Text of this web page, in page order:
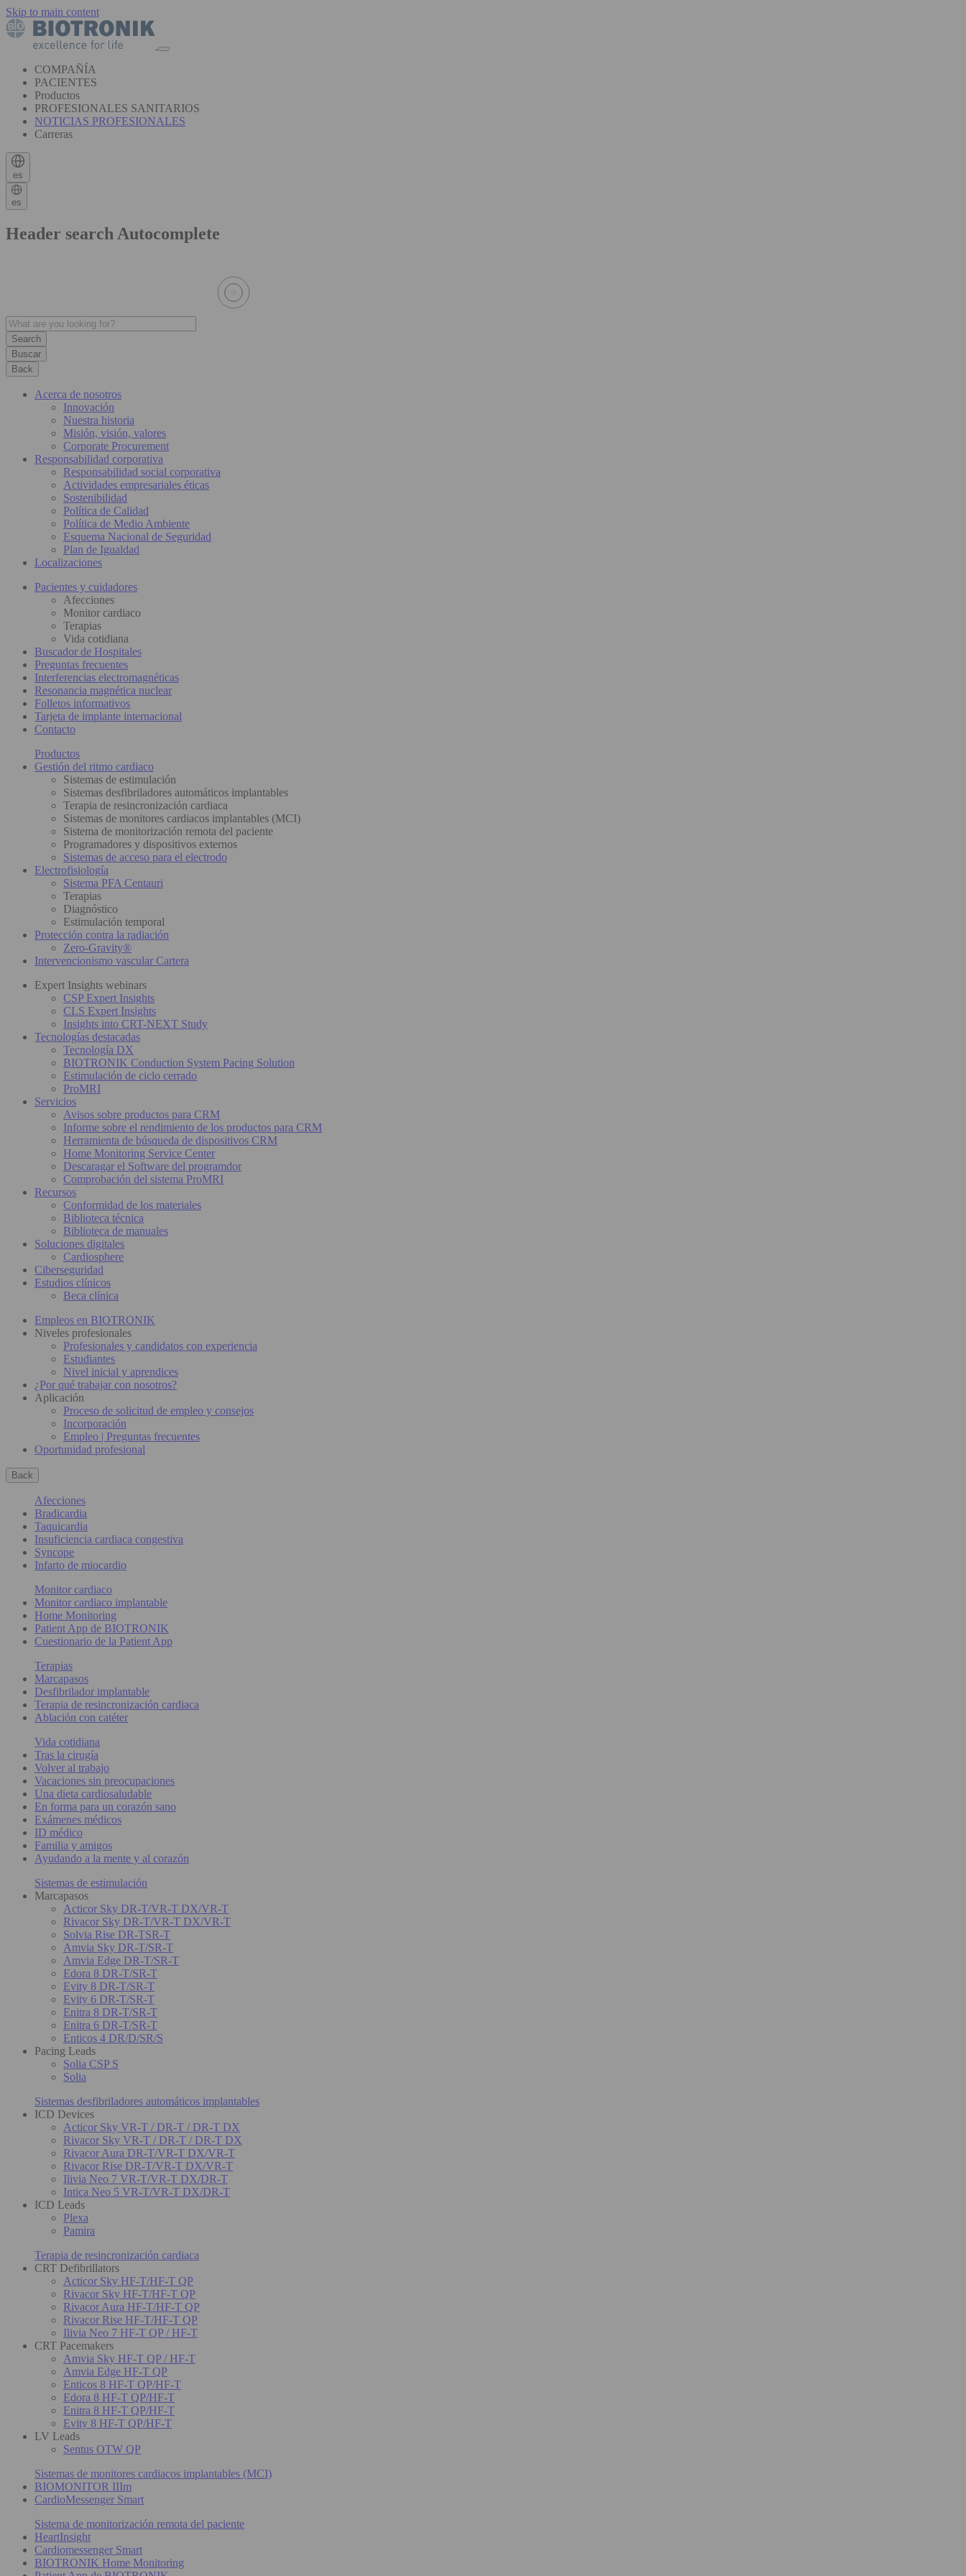
Skip to main content
COMPAÑÍA
PACIENTES
Productos
PROFESIONALES SANITARIOS
NOTICIAS PROFESIONALES
Carreras
es
es
Header search Autocomplete
Buscar
Back
Acerca de nosotros
Innovación
Nuestra historia
Misión, visión, valores
Corporate Procurement
Responsabilidad corporativa
Responsabilidad social corporativa
Actividades empresariales éticas
Sostenibilidad
Política de Calidad
Política de Medio Ambiente
Esquema Nacional de Seguridad
Plan de Igualdad
Localizaciones
Pacientes y cuidadores
Afecciones
Monitor cardiaco
Terapias
Vida cotidiana
Buscador de Hospitales
Preguntas frecuentes
Interferencias electromagnéticas
Resonancia magnética nuclear
Folletos informativos
Tarjeta de implante internacional
Contacto
Productos
Gestión del ritmo cardiaco
Sistemas de estimulación
Sistemas desfibriladores automáticos implantables
Terapia de resincronización cardiaca
Sistemas de monitores cardiacos implantables (MCI)
Sistema de monitorización remota del paciente
Programadores y dispositivos externos
Sistemas de acceso para el electrodo
Electrofisiología
Sistema PFA Centauri
Terapias
Diagnóstico
Estimulación temporal
Protección contra la radiación
Zero-Gravity®
Intervencionismo vascular Cartera
Expert Insights webinars
CSP Expert Insights
CLS Expert Insights
Insights into CRT-NEXT Study
Tecnologías destacadas
Tecnología DX
BIOTRONIK Conduction System Pacing Solution
Estimulación de ciclo cerrado
ProMRI
Servicios
Avisos sobre productos para CRM
Informe sobre el rendimiento de los productos para CRM
Herramienta de búsqueda de dispositivos CRM
Home Monitoring Service Center
Descaragar el Software del programdor
Comprobación del sistema ProMRI
Recursos
Conformidad de los materiales
Biblioteca técnica
Biblioteca de manuales
Soluciones digitales
Cardiosphere
Ciberseguridad
Estudios clínicos
Beca clínica
Empleos en BIOTRONIK
Niveles profesionales
Profesionales y candidatos con experiencia
Estudiantes
Nivel inicial y aprendices
¿Por qué trabajar con nosotros?
Aplicación
Proceso de solicitud de empleo y consejos
Incorporación
Empleo | Preguntas frecuentes
Oportunidad profesional
Back
Afecciones
Bradicardia
Taquicardia
Insuficiencia cardiaca congestiva
Syncope
Infarto de miocardio
Monitor cardiaco
Monitor cardiaco implantable
Home Monitoring
Patient App de BIOTRONIK
Cuestionario de la Patient App
Terapias
Marcapasos
Desfibrilador implantable
Terapia de resincronización cardiaca
Ablación con catéter
Vida cotidiana
Tras la cirugía
Volver al trabajo
Vacaciones sin preocupaciones
Una dieta cardiosaludable
En forma para un corazón sano
Exámenes médicos
ID médico
Familia y amigos
Ayudando a la mente y al corazón
Sistemas de estimulación
Marcapasos
Acticor Sky DR-T/VR-T DX/VR-T
Rivacor Sky DR-T/VR-T DX/VR-T
Solvia Rise DR-TSR-T
Amvia Sky DR-T/SR-T
Amvia Edge DR-T/SR-T
Edora 8 DR-T/SR-T
Evity 8 DR-T/SR-T
Evity 6 DR-T/SR-T
Enitra 8 DR-T/SR-T
Enitra 6 DR-T/SR-T
Enticos 4 DR/D/SR/S
Pacing Leads
Solia CSP S
Solia
Sistemas desfibriladores automáticos implantables
ICD Devices
Acticor Sky VR-T / DR-T / DR-T DX
Rivacor Sky VR-T / DR-T / DR-T DX
Rivacor Aura DR-T/VR-T DX/VR-T
Rivacor Rise DR-T/VR-T DX/VR-T
Ilivia Neo 7 VR-T/VR-T DX/DR-T
Intica Neo 5 VR-T/VR-T DX/DR-T
ICD Leads
Plexa
Pamira
Terapia de resincronización cardiaca
CRT Defibrillators
Acticor Sky HF-T/HF-T QP
Rivacor Sky HF-T/HF-T QP
Rivacor Aura HF-T/HF-T QP
Rivacor Rise HF-T/HF-T QP
Ilivia Neo 7 HF-T QP / HF-T
CRT Pacemakers
Amvia Sky HF-T QP / HF-T
Amvia Edge HF-T QP
Enticos 8 HF-T QP/HF-T
Edora 8 HF-T QP/HF-T
Enitra 8 HF-T QP/HF-T
Evity 8 HF-T QP/HF-T
LV Leads
Sentus OTW QP
Sistemas de monitores cardiacos implantables (MCI)
BIOMONITOR IIIm
CardioMessenger Smart
Sistema de monitorización remota del paciente
HeartInsight
Cardiomessenger Smart
BIOTRONIK Home Monitoring